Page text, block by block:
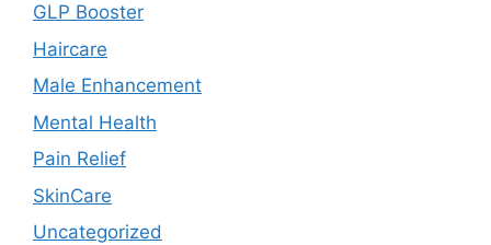
GLP Booster
Haircare
Male Enhancement
Mental Health
Pain Relief
SkinCare
Uncategorized